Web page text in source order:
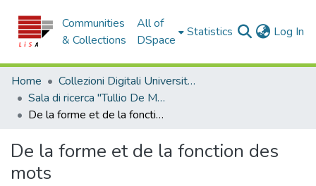
Communities
& Collections
All of
DSpace
Statistics Log In
Home
Collezioni Digitali Università della Calabria
Sala di ricerca "Tullio De Mauro"
De la forme et de la fonction des mots
De la forme et de la fonction des
mots